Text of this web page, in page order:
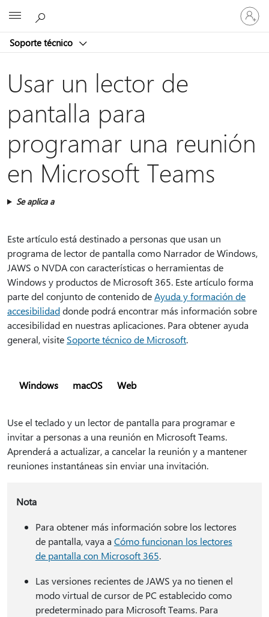
Soporte técnico
Iniciar
sesión
en
cuenta
Usar un lector de
pantalla para
programar una reunión
en Microsoft Teams
Se aplica a
Este artículo está destinado a personas que usan un
programa de lector de pantalla como Narrador de Windows,
JAWS o NVDA con características o herramientas de
Windows y productos de Microsoft 365. Este artículo forma
parte del conjunto de contenido deAyuda y formación de
accesibilidaddonde podrá encontrar más información sobre
accesibilidad en nuestras aplicaciones. Para obtener ayuda
general, visite Soporte técnico de Microsoft.
Windows macOS Web
Use el teclado y un lector de pantalla para programar e
invitar a personas a una reunión en Microsoft Teams.
Aprenderá a actualizar, a cancelar la reunión y a mantener
reuniones instantáneas sin enviar una invitación.
Nota
Para obtener más información sobre los lectores
de pantalla, vaya a Cómo funcionan los lectores
de pantalla con Microsoft 365.
Las versiones recientes de JAWS ya no tienen el
modo virtual de cursor de PC establecido como
predeterminado para Microsoft Teams. Para